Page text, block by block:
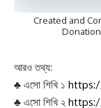
Created and
আরও তথ্য:
♣ এসো শিখি ১